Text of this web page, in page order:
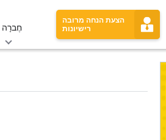
חֶברָה
הצעת הנחה מרובה
רישיונות